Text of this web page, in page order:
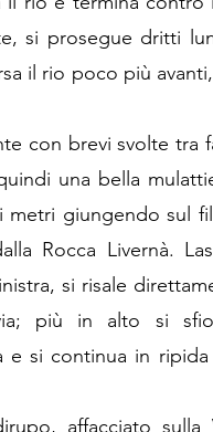
si prosegue dritti
il rio poco più
con brevi svolte tra
una bella
metri giungendo sul
Rocca Livernà.
si risale
più in alto si
e si continua in
affacciato sulla